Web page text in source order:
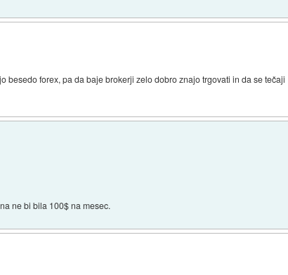
besedo forex, pa da baje brokerji zelo dobro znajo trgovati in da se tečaji
ne bi bila 100$ na mesec.